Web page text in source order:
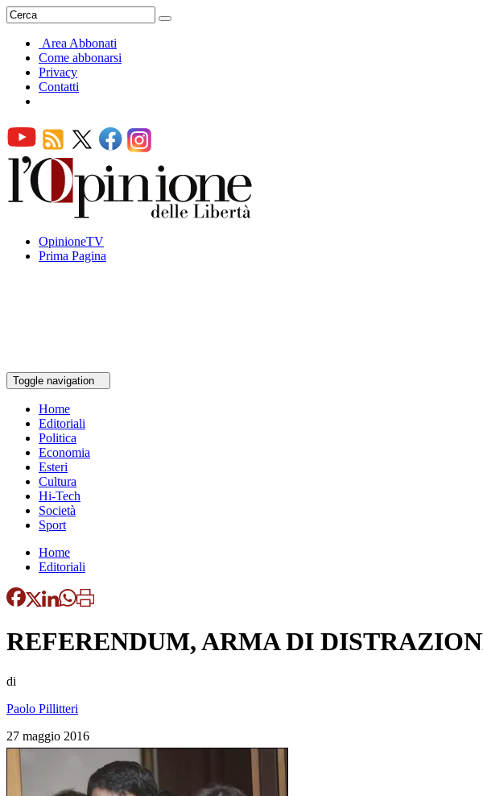
Area Abbonati
Come abbonarsi
Privacy
Contatti
OpinioneTV
Prima Pagina
Toggle navigation
Home
Editoriali
Politica
Economia
Esteri
Cultura
Hi-Tech
Società
Sport
Home
Editoriali
REFERENDUM, ARMA DI
di
Paolo Pillitteri
27 maggio 2016